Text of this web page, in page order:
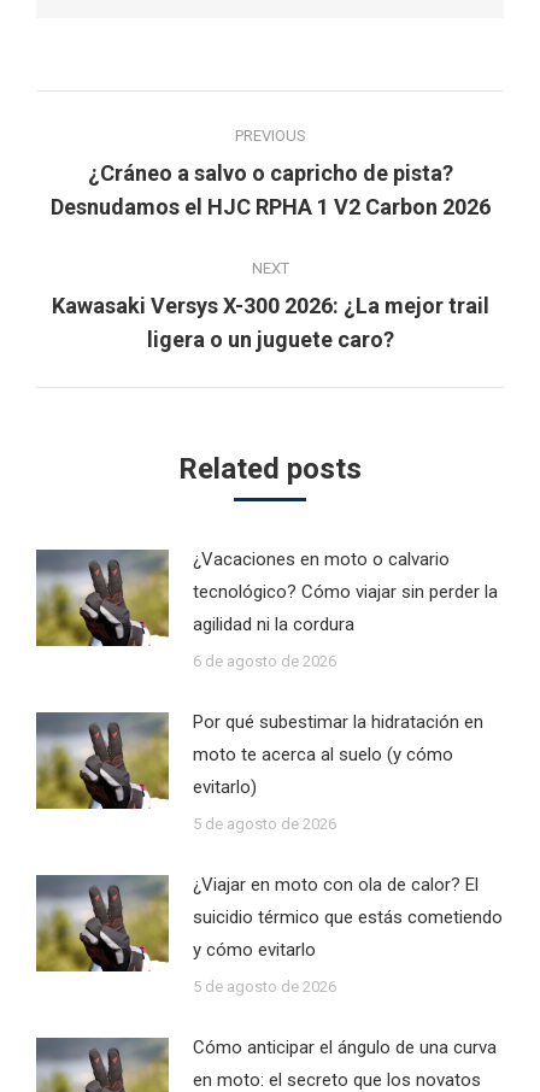
navigation
PREVIOUS
Previous
post:
¿Cráneo a salvo o capricho de pista?
Desnudamos el HJC RPHA 1 V2 Carbon 2026
NEXT
Next
post:
Kawasaki Versys X-300 2026: ¿La mejor trail
ligera o un juguete caro?
Related posts
¿Vacaciones en moto o calvario
tecnológico? Cómo viajar sin perder la
agilidad ni la cordura
6 de agosto de 2026
Por qué subestimar la hidratación en
moto te acerca al suelo (y cómo
evitarlo)
5 de agosto de 2026
¿Viajar en moto con ola de calor? El
suicidio térmico que estás cometiendo
y cómo evitarlo
5 de agosto de 2026
Cómo anticipar el ángulo de una curva
en moto: el secreto que los novatos